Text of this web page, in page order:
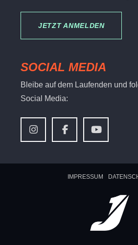
JETZT ANMELDEN
SOCIAL MEDIA
Bleibe auf dem Laufenden und
Social Media:
IMPRESSUM